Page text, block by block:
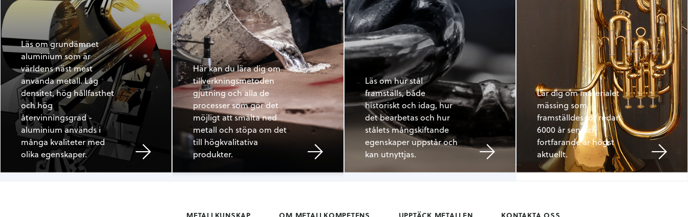
Läs om grundämnet
aluminium som är
världens näst mest
använda metall. Låg
densitet, hög hållfasthet
och hög
återvinningsgrad -
aluminium används i
många kvaliteter med
olika egenskaper.
Här kan du lära dig om
tillverkningsmetoden
gjutning och alla de
processer som gör det
möjligt att smälta ned
metall och stöpa om det
till högkvalitativa
produkter.
Läs om hur stål
framställs, både
historiskt och idag, hur
det bearbetas och hur
stålets mångskiftande
egenskaper uppstår och
kan utnyttjas.
Lär dig om materialet
mässing som
framställdes för redan
6000 år sen och
fortfarande är högst
aktuellt.